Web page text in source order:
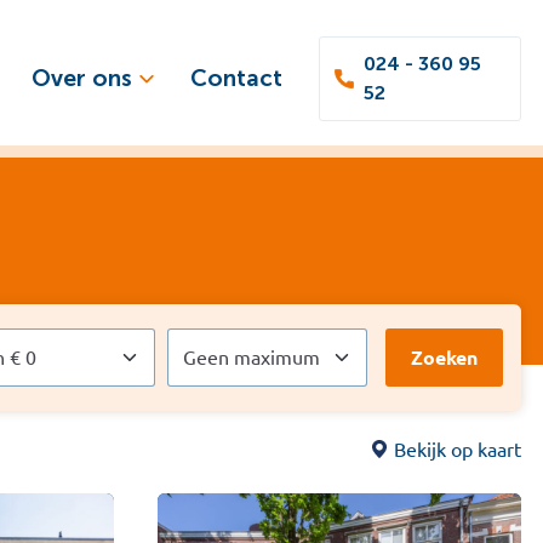
Over ons Contact
024 - 360 95
52
Zoeken
Bekijk op kaart